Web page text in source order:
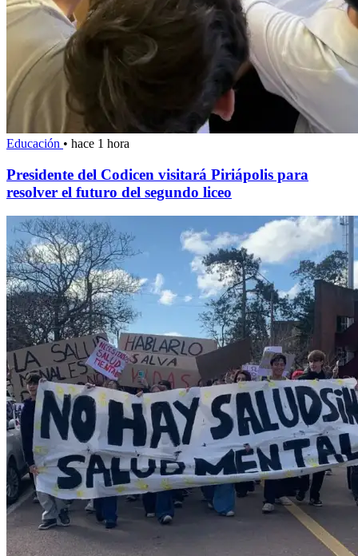
Educación • hace 1 hora
Presidente del Codicen visitará Piriápolis para
resolver el futuro del segundo liceo